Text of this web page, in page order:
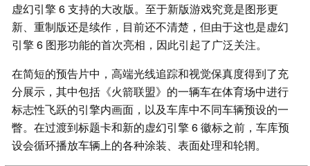
虚幻引擎 6 支持的大改版。至于新版游戏究竟是图形更
新、重制版还是续作，目前还不清楚，但由于这也是虚幻
引擎 6 图形功能的首次亮相，因此引起了广泛关注。
在简短的预告片中，高端光线追踪和视觉保真度得到了充
分展示，其中包括《火箭联盟》的一辆车在体育场中进行
标志性飞跃的引擎内画面，以及车库中不同车辆预设的一
瞥。在过渡到标题卡和新的虚幻引擎 6 徽标之前，车库预
设会循环播放车辆上的各种涂装、表面处理和轮辋。